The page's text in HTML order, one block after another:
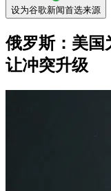
设为谷歌新闻首选来源
俄罗斯：美国
让冲突升级